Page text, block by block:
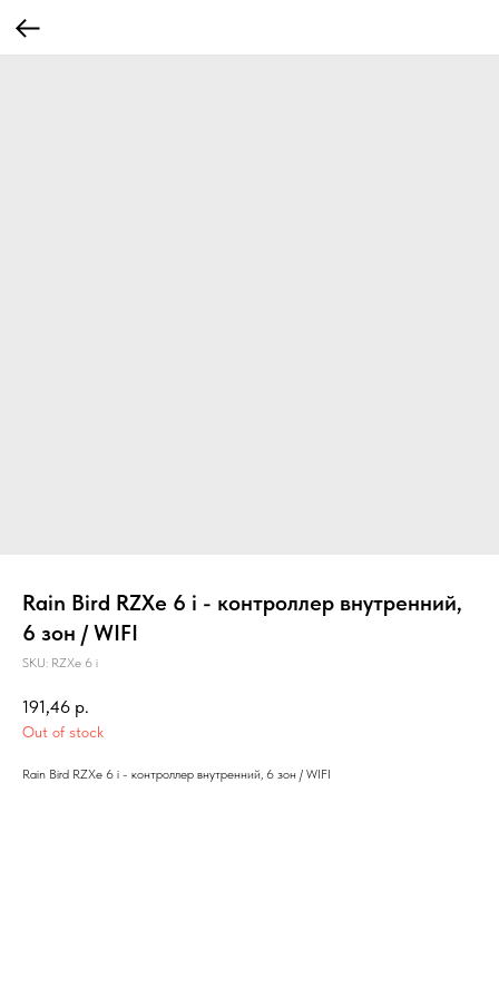
Rain Bird RZXe 6 i - контроллер внутренний,
6 зон / WIFI
SKU: RZXe 6 i
191,46 р.
Out of stock
Rain Bird RZXe 6 i - контроллер внутренний, 6 зон / WIFI